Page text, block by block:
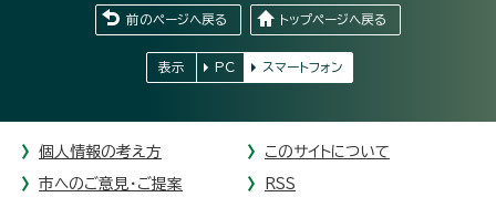
前のページへ戻る トップページへ戻る
表示 PC スマートフォン
個人情報の考え方 このサイトについて
市へのご意見・ご提案 RSS